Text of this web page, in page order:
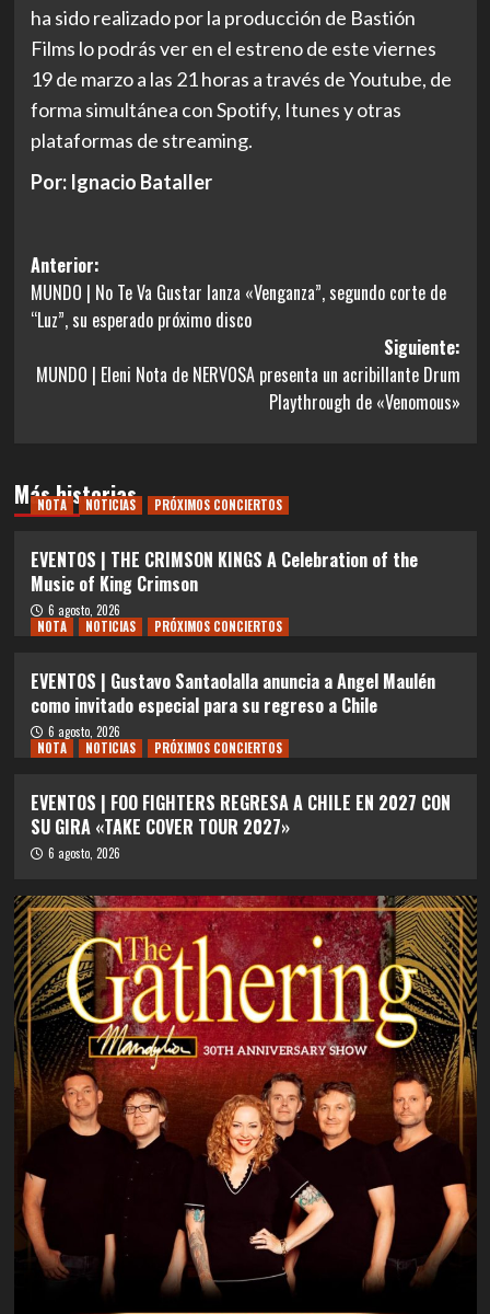
ha sido realizado por la producción de Bastión
Films lo podrás ver en el estreno de este viernes
19 de marzo a las 21 horas a través de Youtube, de
forma simultánea con Spotify, Itunes y otras
plataformas de streaming.
Por: Ignacio Bataller
Navegación
de
entradas
Anterior:
MUNDO | No Te Va Gustar lanza «Venganza”, segundo corte de
“Luz”, su esperado próximo disco
Siguiente:
MUNDO | Eleni Nota de NERVOSA presenta un acribillante Drum
Playthrough de «Venomous»
Más historias
NOTA NOTICIAS PRÓXIMOS CONCIERTOS
EVENTOS | THE CRIMSON KINGS A Celebration of the
Music of King Crimson
6 agosto, 2026
NOTA
NOTICIAS PRÓXIMOS CONCIERTOS
EVENTOS | Gustavo Santaolalla anuncia a Angel Maulén
como invitado especial para su regreso a Chile
6 agosto, 2026
NOTA
NOTICIAS PRÓXIMOS CONCIERTOS
EVENTOS | FOO FIGHTERS REGRESA A CHILE EN 2027 CON
SU GIRA «TAKE COVER TOUR 2027»
6 agosto, 2026